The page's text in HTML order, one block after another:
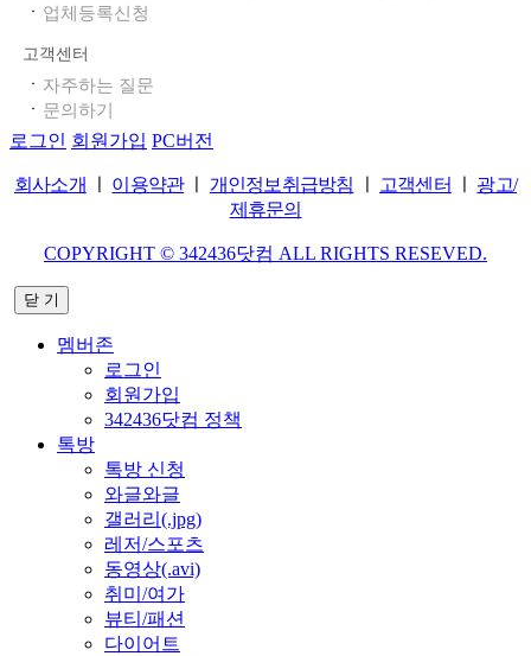
ㆍ 업체등록신청
고객센터
ㆍ 자주하는 질문
ㆍ 문의하기
로그인 회원가입 PC버전
회사소개 이용약관ㅣ 개인정보취급방침 고객센터
광고/
제휴문의
COPYRIGHT © 342436닷컴 ALL RIGHTS RESEVED.
닫 기
멤버존
로그인
회원가입
342436닷컴 정책
톡방
톡방 신청
와글와글
갤러리(.jpg)
레저/스포츠
동영상(.avi)
취미/여가
뷰티/패션
다이어트